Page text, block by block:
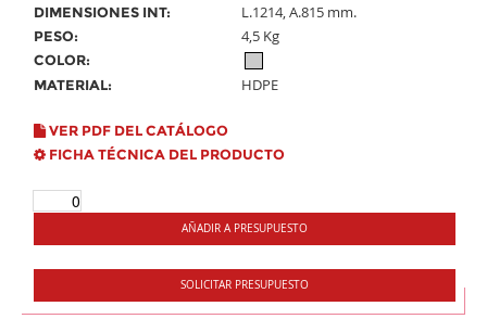
DIMENSIONES INT: L.1214, A.815 mm.
PESO: 4,5 Kg
COLOR:
MATERIAL:
HDPE
VER PDF DEL CATÁLOGO
FICHA TÉCNICA DEL PRODUCTO
AÑADIR A PRESUPUESTO
SOLICITAR PRESUPUESTO